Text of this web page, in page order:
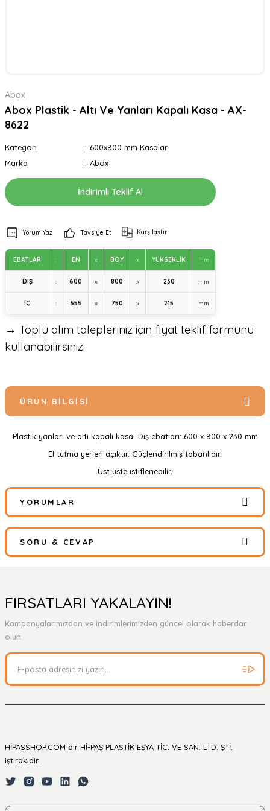
Abox
Abox Plastik - Altı Ve Yanları Kapalı Kasa - AX-
8622
Kategori
600x800 mm Kasalar
Marka
Abox
İndirimli Teklif Al
Yorum Yaz Tavsiye Et Karşılaştır
EBATLAR : EN x BOY x YÜKSEKLİK mm
DIŞ : 600 x 800 x 230 mm
İÇ : 555 x 750 x 215 mm
→ Toplu alım talepleriniz için fiyat teklif formunu
kullanabilirsiniz.
ÜRÜN BILGISI
Plastik yanları ve altı kapalı kasa Dış ebatları: 600 x 800 x 230 mm
El tutma yerleri açıktır. Güçlendirilmiş tabanlıdır.
Üst üste istiflenebilir.
YORUMLAR
Bu ürüne ilk yorumu siz yapın!
SORU & CEVAP
Ürün hakkında henüz soru sorulmamış.
FIRSATLARI YAKALAYIN!
Kampanyalarımızdan ve indirimlerimizden güncel olarak haberdar
olun.
HİPASSHOP.COM bir Hİ-PAŞ PLASTİK EŞYA TİC. VE SAN. LTD. ŞTİ.
iştirakidir.